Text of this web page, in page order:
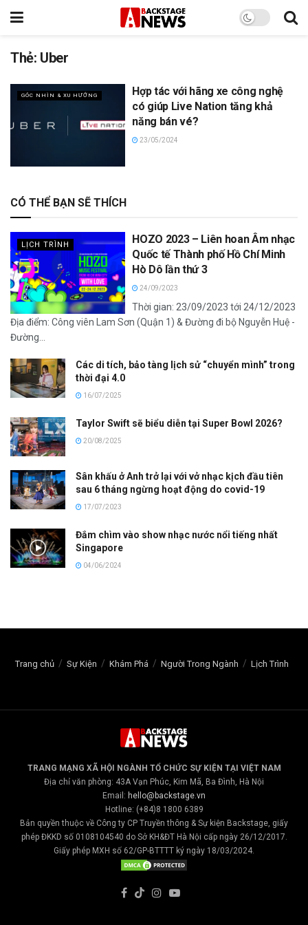
Thẻ: Uber
GÓC NHÌN & XU HƯỚNG
Hợp tác với hãng xe công nghệ
có giúp Live Nation tăng khả
năng bán vé?
23/05/2024
CÓ THỂ BẠN SẼ THÍCH
LỊCH TRÌNH
HOZO 2023 – Liên hoan Âm nhạc
Quốc tế Thành phố Hồ Chí Minh
Hò Dô lần thứ 3
24/09/2023
Thời gian: 23/09/2023 tới 24/12/2023
Địa điểm: Công viên Lam Sơn (Quận 1) & Đường đi bộ Nguyễn Huệ -
Đường...
Các di tích, bảo tàng lịch sử “chuyển mình” trong
thời đại 4.0
16/07/2025
Taylor Swift sẽ biểu diễn tại Super Bowl 2026?
20/08/2025
Sân khấu ở Anh trở lại với vở nhạc kịch đầu tiên
sau 6 tháng ngừng hoạt động do covid-19
17/07/2023
Đắm chìm vào show nhạc nước nổi tiếng nhất
Singapore
04/06/2024
Trang chủ Sự Kiện Khám Phá Người Trong Ngành Lịch Trình
TRANG MẠNG XÃ HỘI NGÀNH TỔ CHỨC SỰ KIỆN TẠI VIỆT NAM
Địa chỉ văn phòng: 43A Vạn Phúc, Kim Mã, Ba Đình, Hà Nội
Email: hello@backstage.vn
Hotline: (+84)8 1800 6389
Bản quyền thuộc về Công ty CP Truyền thông & Sự kiện Backstage, giấy
phép ĐKKD số 0108104540 do Sở KH&ĐT Hà Nội cấp ngày 26/12/2017.
Giấy phép MXH số 62/GP-BTTTT ký ngày 18/03/2024.